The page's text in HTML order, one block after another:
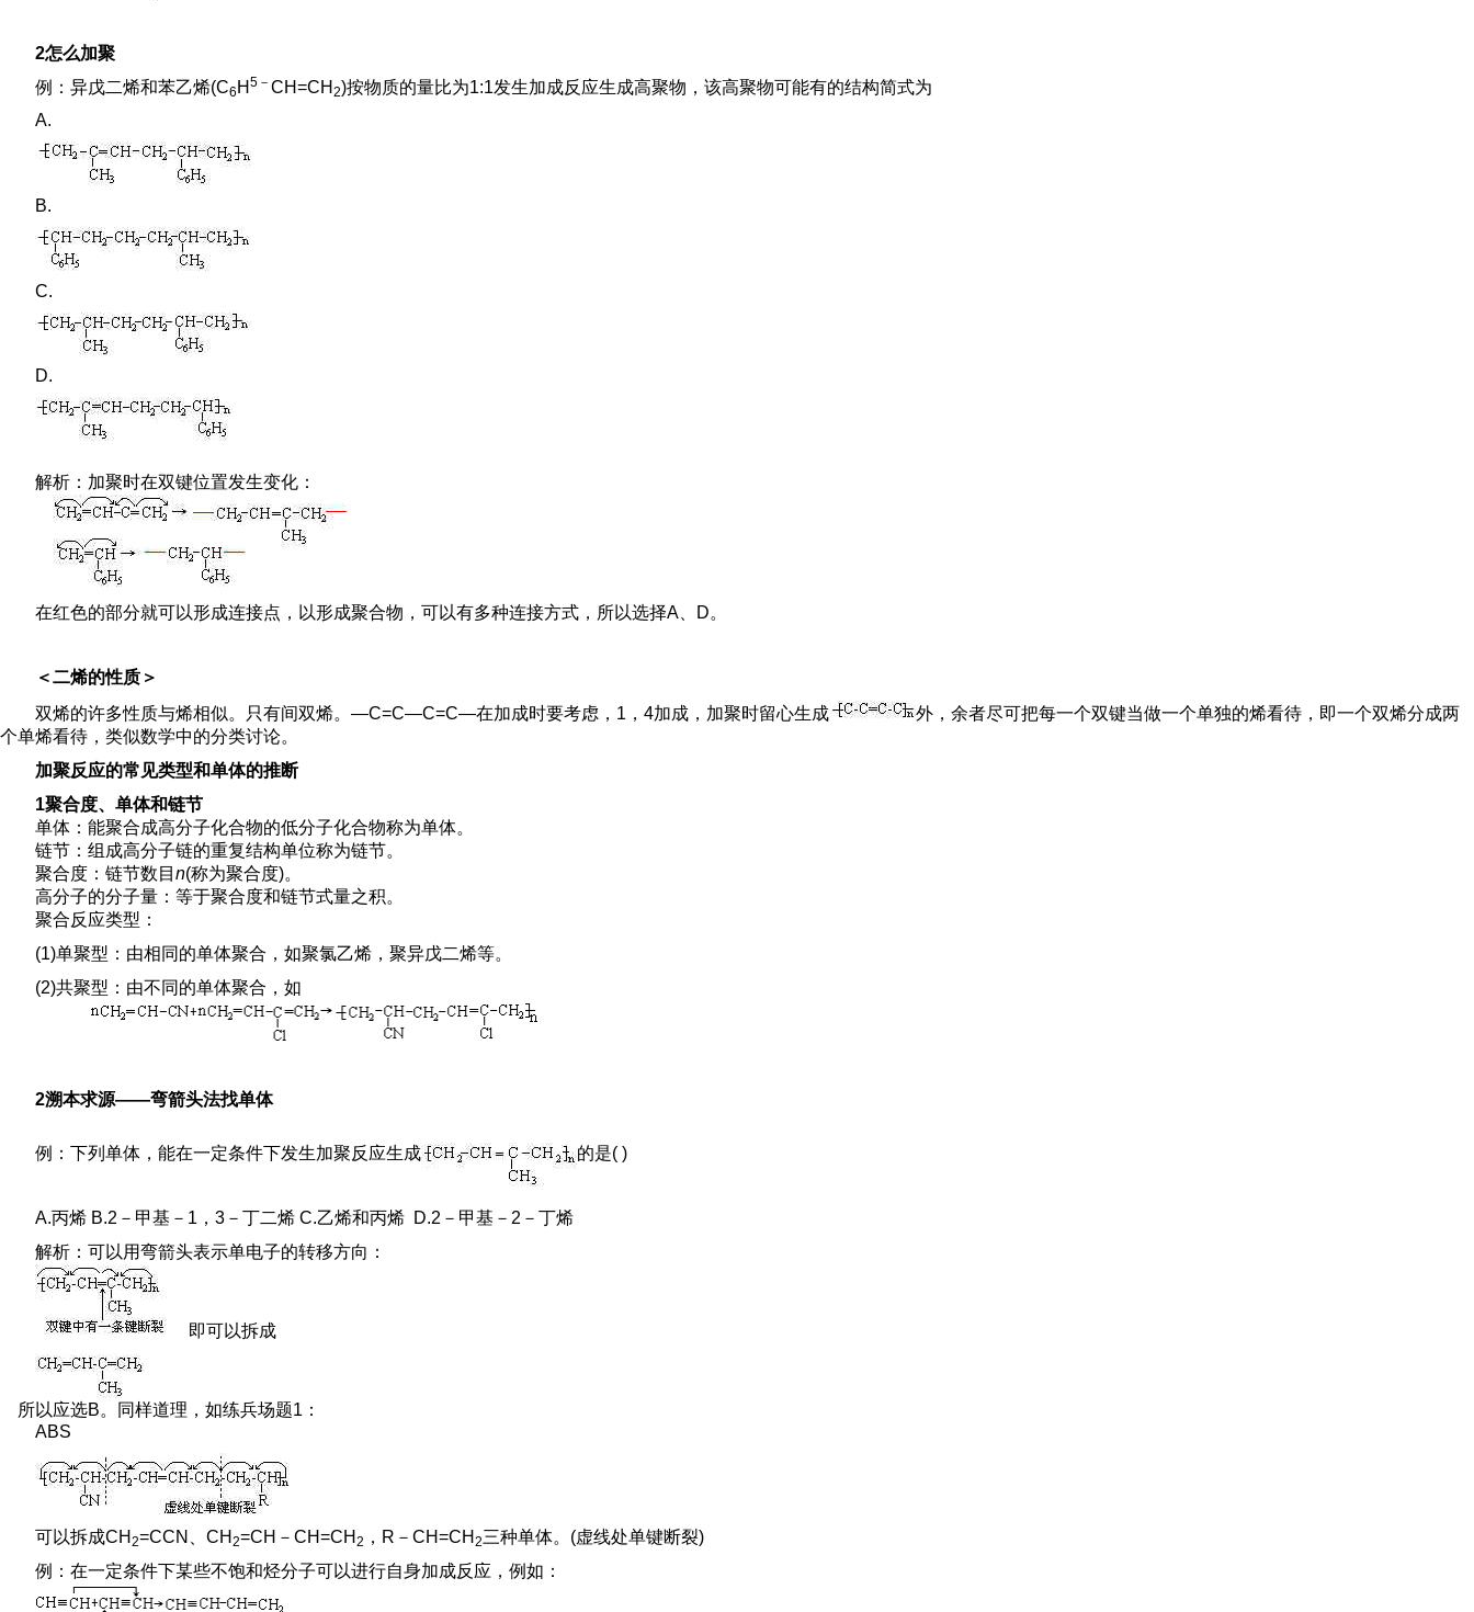
2怎么加聚
例：异戊二烯和苯乙烯(C6 H 5－ CH=CH 2)按物质的量比为1:1发生加成反应生成高聚物，该高聚物可能有的结构简式为
A.
B.
C.
D.
解析：加聚时在双键位置发生变化：
在红色的部分就可以形成连接点，以形成聚合物，可以有多种连接方式，所以选择A、D。
＜二烯的性质＞
双烯的许多性质与烯相似。只有间双烯。—C=C—C=C—在加成时要考虑，1，4加成，加聚时留心生成
外，余者尽可把每一个双键当做一个单独的烯看待，即一个双烯分成两
个单烯看待，类似数学中的分类讨论。
加聚反应的常见类型和单体的推断
1聚合度、单体和链节
单体：能聚合成高分子化合物的低分子化合物称为单体。
链节：组成高分子链的重复结构单位称为链节。
聚合度：链节数目 n(称为聚合度)。
高分子的分子量：等于聚合度和链节式量之积。
聚合反应类型：
(1)单聚型：由相同的单体聚合，如聚氯乙烯，聚异戊二烯等。
(2)共聚型：由不同的单体聚合，如
2溯本求源——弯箭头法找单体
例：下列单体，能在一定条件下发生加聚反应生成 的是( )
A.丙烯 B.2－甲基－1，3－丁二烯 C.乙烯和丙烯 D.2－甲基－2－丁烯
解析：可以用弯箭头表示单电子的转移方向：
即可以拆成
所以应选B。同样道理，如练兵场题1：
ABS
可以拆成CH 2=CCN、CH 2=CH－CH=CH 2 ，R－CH=CH 2三种单体。(虚线处单键断裂)
例：在一定条件下某些不饱和烃分子可以进行自身加成反应，例如：